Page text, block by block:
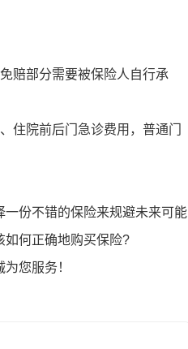
赔部分需要被保险人自行承
住院前后门急诊费用，普通门
份不错的保险来规避未来可能
如何正确地购买保险?
您服务！